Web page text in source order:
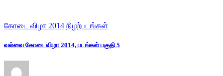
கோடை விழா 2014 நிழற்படங்கள்
வல்வை கோடைவிழா 2014, படங்கள் பகுதி 5